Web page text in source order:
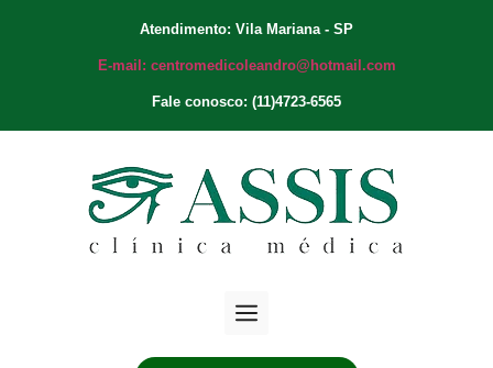
Atendimento: Vila Mariana - SP
E-mail: centromedicoleandro@hotmail.com
Fale conosco: (11)4723-6565